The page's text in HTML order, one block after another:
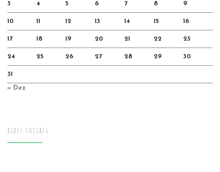
3 4 5 6 7 8 9
10 11 12 13 14 15 16
17 18 19 20 21 22 23
24 25 26 27 28 29 30
31
« Dez
REDES SOCIAIS